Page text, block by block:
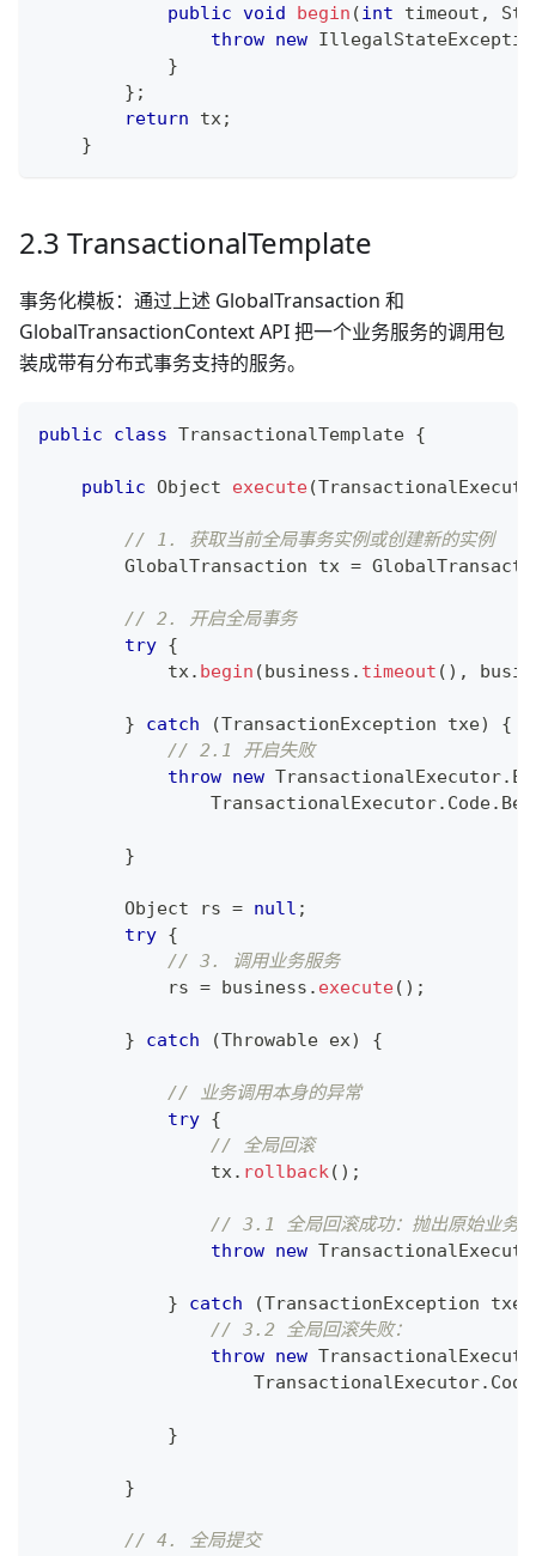
public void begin (int timeout ,
throw new
}
} ;
return tx;
}
2.3 TransactionalTemplate
事务化模板：通过上述 GlobalTransaction 和
GlobalTransactionContext API 把一个业务服务的调用包
装成带有分布式事务支持的服务。
public class TransactionalTemplate {
public Object execute(
// 1. 获取当前全局事务实例或创建新的实例
GlobalTransaction tx =
// 2. 开启全局事务
try {
            tx
. begin (business . timeout ( ) ,
} catch (TransactionException txe)
{
// 2.1 开启失败
throw new TransactionalExecutor.
TransactionalExecutor. Code.
}
Object rs = null ;
try {
// 3. 调用业务服务
            rs
= business . execute( ) ;
} catch (Throwable ex) {
// 业务调用本身的异常
try {
// 全局回滚
                tx
. rollback( ) ;
// 3.1 全局回滚成功：抛出原始业务
throw new
} catch (TransactionException txe
// 3.2 全局回滚失败：
throw new
TransactionalExecutor. Code
}
}
// 4. 全局提交